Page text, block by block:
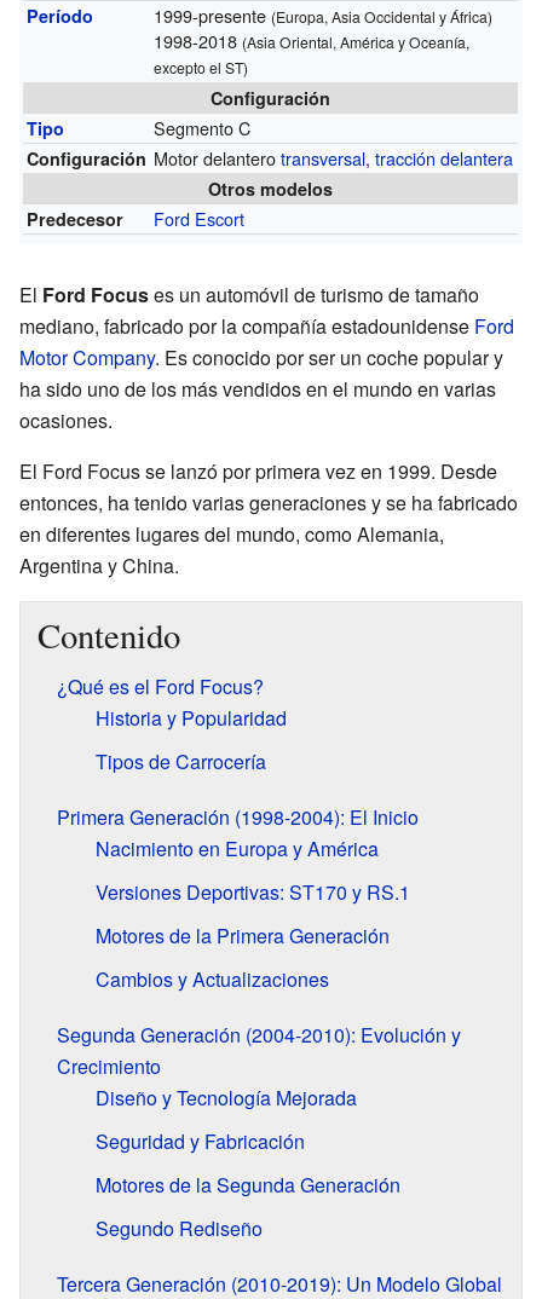
Período 1999-presente (Europa, Asia Occidental y África)
1998-2018 (Asia Oriental, América y Oceanía,
excepto el ST)
Configuración
Tipo
Segmento C
Configuración Motor delanterotransversal,tracción delantera
Otros modelos
Predecesor
Ford Escort
El Ford Focuses un automóvil de turismo de tamaño
mediano, fabricado por la compañía estadounidense Ford
Motor Company. Es conocido por ser un coche popular y
ha sido uno de los más vendidos en el mundo en varias
ocasiones.
El Ford Focus se lanzó por primera vez en 1999. Desde
entonces, ha tenido varias generaciones y se ha fabricado
en diferentes lugares del mundo, como Alemania,
Argentina y China.
Contenido
¿Qué es el Ford Focus?
Historia y Popularidad
Tipos de Carrocería
Primera Generación (1998-2004): El Inicio
Nacimiento en Europa y América
Versiones Deportivas: ST170 y RS.1
Motores de la Primera Generación
Cambios y Actualizaciones
Segunda Generación (2004-2010): Evolución y
Crecimiento
Diseño y Tecnología Mejorada
Seguridad y Fabricación
Motores de la Segunda Generación
Segundo Rediseño
Tercera Generación (2010-2019): Un Modelo Global